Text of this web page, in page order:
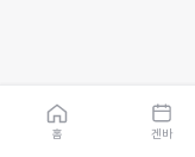
홈 겐바